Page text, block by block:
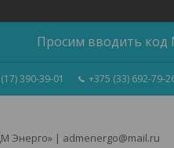
Просим вводить код
390-39-01 +375 (33) 692-79-
Энерго» | admenergo@mail.ru